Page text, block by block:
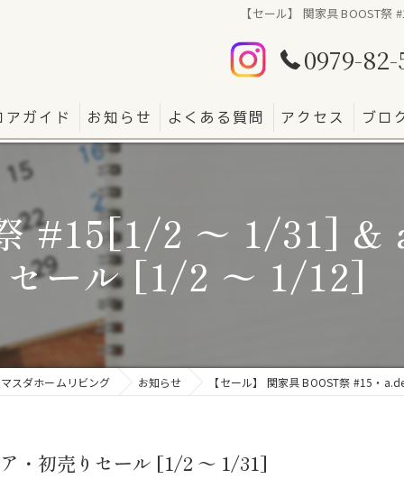
【セール】 関家具 BOOST
0979-82-
アガイド お知らせ よくある質問 アクセス ブロ
#15[1/2 〜 1/31] &
セール [1/2 〜 1/12]
スダホームリビング お知らせ 【セール】 関家具 BOOST祭 #15・
・初売りセール [1/2 〜 1/31]